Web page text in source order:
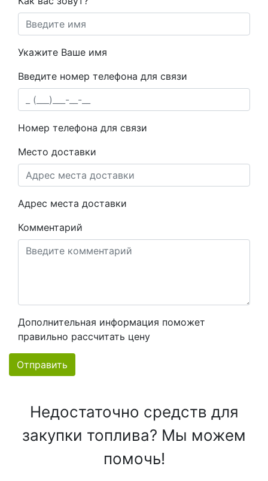
Укажите Ваше имя
Введите номер телефона для связи
Номер телефона для связи
Место доставки
Адрес места доставки
Комментарий
Дополнительная информация поможет
правильно рассчитать цену
Отправить
Недостаточно средств для
закупки топлива? Мы можем
помочь!